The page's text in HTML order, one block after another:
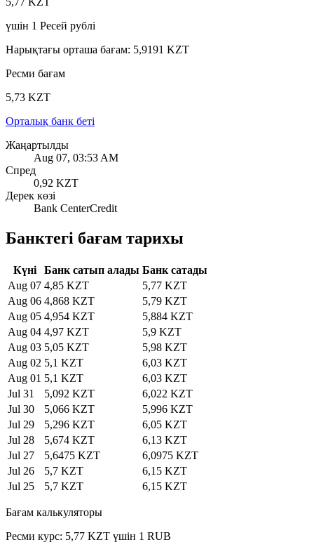
үшін 1 Ресей рублі
Нарықтағы орташа бағам: 5,9191 KZT
Ресми бағам
5,73 KZT
Орталық банк беті
Жаңартылды
Aug 07, 03:53 AM
Спред
0,92 KZT
Дерек көзі
Bank CenterCredit
Банктегі бағам тарихы
Күні Банк сатып алады Банк сатады
Aug 07 4,85 KZT
5,77 KZT
Aug 06 4,868 KZT
5,79 KZT
Aug 05 4,954 KZT
5,884 KZT
Aug 04 4,97 KZT
5,9 KZT
Aug 03 5,05 KZT
5,98 KZT
Aug 02 5,1 KZT
6,03 KZT
Aug 01 5,1 KZT
6,03 KZT
Jul 31
5,092 KZT
6,022 KZT
Jul 30
5,066 KZT
5,996 KZT
Jul 29
5,296 KZT
6,05 KZT
Jul 28
5,674 KZT
6,13 KZT
Jul 27
5,6475 KZT
6,0975 KZT
Jul 26
5,7 KZT
6,15 KZT
Jul 25
5,7 KZT 6,15 KZT
Бағам калькуляторы
Ресми курс: 5,77 KZT үшін 1 RUB